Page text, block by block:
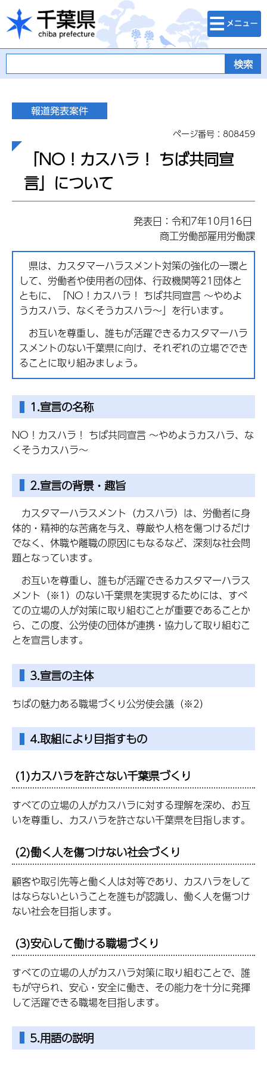
千葉県
検索・メニュ
ー
ページ番号：808459
「NO！カスハラ！ ちば共同宣
言」について
発表日：令和7年10月16日
商工労働部雇用労働課
県は、カスタマーハラスメント対策の強化の一環と
して、労働者や使用者の団体、行政機関等21団体と
ともに、「NO！カスハラ！ ちば共同宣言 ～やめよ
うカスハラ、なくそうカスハラ～」を行います。
お互いを尊重し、誰もが活躍できるカスタマーハラ
スメントのない千葉県に向け、それぞれの立場ででき
ることに取り組みましょう。
1.宣言の名称
NO！カスハラ！ ちば共同宣言 ～やめようカスハラ、な
くそうカスハラ～
2.宣言の背景・趣旨
カスタマーハラスメント（カスハラ）は、労働者に身
体的・精神的な苦痛を与え、尊厳や人格を傷つけるだけ
でなく、休職や離職の原因にもなるなど、深刻な社会問
題となっています。
お互いを尊重し、誰もが活躍できるカスタマーハラス
メント（※1）のない千葉県を実現するためには、すべ
ての立場の人が対策に取り組むことが重要であることか
ら、この度、公労使の団体が連携・協力して取り組むこ
とを宣言します。
3.宣言の主体
ちばの魅力ある職場づくり公労使会議（※2）
4.取組により目指すもの
(1)カスハラを許さない千葉県づくり
すべての立場の人がカスハラに対する理解を深め、お互
いを尊重し、カスハラを許さない千葉県を目指します。
(2)働く人を傷つけない社会づくり
顧客や取引先等と働く人は対等であり、カスハラをして
はならないということを誰もが認識し、働く人を傷つけ
ない社会を目指します。
(3)安心して働ける職場づくり
すべての立場の人がカスハラ対策に取り組むことで、誰
もが守られ、安心・安全に働き、その能力を十分に発揮
して活躍できる職場を目指します。
5.用語の説明